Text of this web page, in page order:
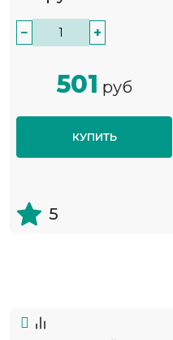
− +
501 руб
КУПИТЬ
5